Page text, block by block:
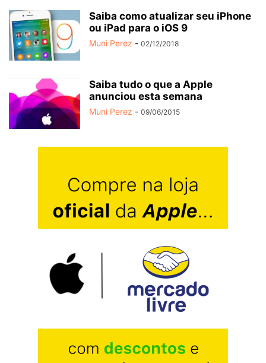
Saiba como atualizar seu iPhone
ou iPad para o iOS 9
Muni Perez - 02/12/2018
Saiba tudo o que a Apple
anunciou esta semana
Muni Perez - 09/06/2015